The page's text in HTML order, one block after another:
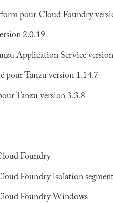
pour Cloud Foundry
2.0.19
Application Service
pour Tanzu version 1.14.7
Tanzu version 3.3.8
Foundry
Foundry isolation
Foundry Windows